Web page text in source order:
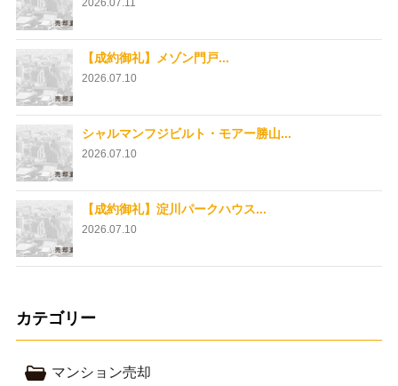
【成約御礼】メゾン門戸...
2026.07.10
シャルマンフジビルト・モアー勝山...
2026.07.10
【成約御礼】淀川パークハウス...
2026.07.10
カテゴリー
マンション売却